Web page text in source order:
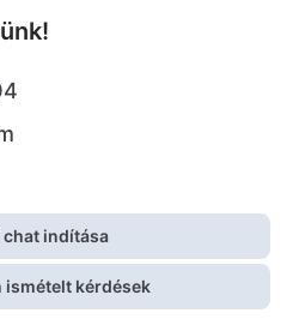
chat indítása
ismételt kérdések